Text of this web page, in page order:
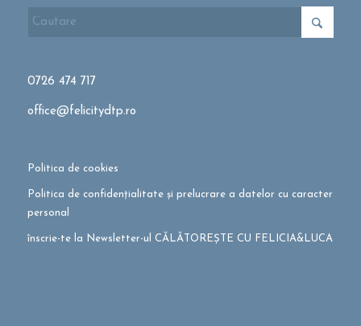
0726 474 717
office@felicitydtp.ro
Politica de cookies
Politica de confidențialitate și prelucrare a datelor cu caracter
personal
înscrie-te la Newsletter-ul CĂLĂTOREȘTE CU FELICIA&LUCA